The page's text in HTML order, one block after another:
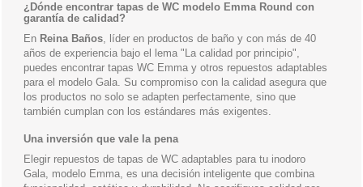
¿Dónde encontrar tapas de WC modelo Emma Round con
garantía de calidad?
En Reina Baños, líder en productos de baño y con más de 40
años de experiencia bajo el lema "La calidad por principio",
puedes encontrar tapas WC Emma y otros repuestos adaptables
para el modelo Gala. Su compromiso con la calidad asegura que
los productos no solo se adapten perfectamente, sino que
también cumplan con los estándares más exigentes.
Una inversión que vale la pena
Elegir repuestos de tapas de WC adaptables para tu inodoro
Gala, modelo Emma, es una decisión inteligente que combina